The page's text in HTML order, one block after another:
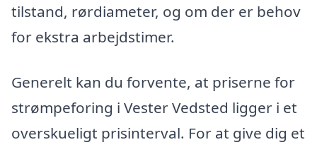
tilstand, rørdiameter, og om der er behov
for ekstra arbejdstimer.
Generelt kan du forvente, at priserne for
strømpeforing i Vester Vedsted ligger i et
overskueligt prisinterval. For at give dig et